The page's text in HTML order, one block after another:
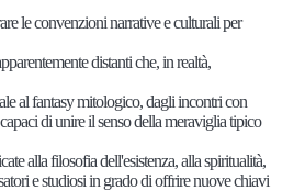
le convenzioni narrative e culturali per
distanti che, in realtà,
al fantasy mitologico, dagli incontri con
di unire il senso della meraviglia tipico
alla filosofia dell'esistenza, alla spiritualità,
e studiosi in grado di offrire nuove chiavi